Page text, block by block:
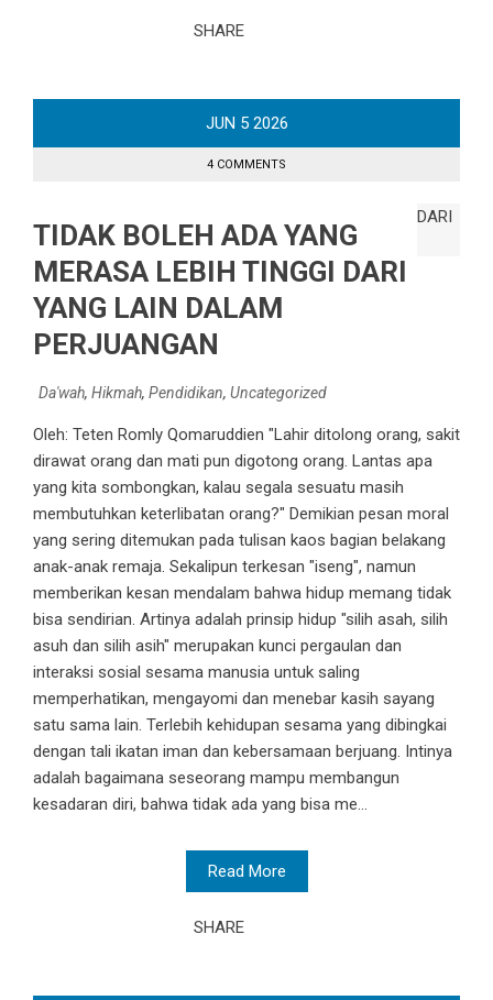
SHARE
JUN 5 2026
4 COMMENTS
TIDAK BOLEH ADA YANG
MERASA LEBIH TINGGI DARI
YANG LAIN DALAM
PERJUANGAN
Da'wah, Hikmah, Pendidikan, Uncategorized
Oleh: Teten Romly Qomaruddien "Lahir ditolong orang, sakit
dirawat orang dan mati pun digotong orang. Lantas apa
yang kita sombongkan, kalau segala sesuatu masih
membutuhkan keterlibatan orang?" Demikian pesan moral
yang sering ditemukan pada tulisan kaos bagian belakang
anak-anak remaja. Sekalipun terkesan "iseng", namun
memberikan kesan mendalam bahwa hidup memang tidak
bisa sendirian. Artinya adalah prinsip hidup "silih asah, silih
asuh dan silih asih" merupakan kunci pergaulan dan
interaksi sosial sesama manusia untuk saling
memperhatikan, mengayomi dan menebar kasih sayang
satu sama lain. Terlebih kehidupan sesama yang dibingkai
dengan tali ikatan iman dan kebersamaan berjuang. Intinya
adalah bagaimana seseorang mampu membangun
kesadaran diri, bahwa tidak ada yang bisa me...
Read More
SHARE